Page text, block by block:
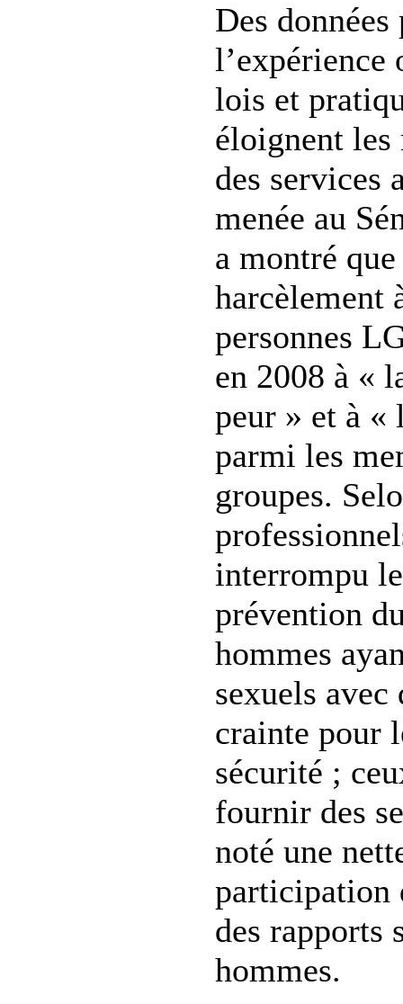
Des
l’expérience
lois et
éloignent
des services
menée au
a montré
harcèlement
personnes
en 2008 à «
peur » et à
parmi les
groupes.
interrompu
prévention
hommes
sexuels avec
crainte pour
sécurité ;
fournir des
noté une
participation
des rapports
hommes.